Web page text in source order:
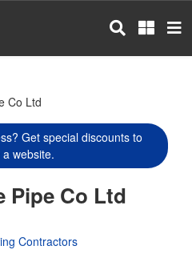
Co Ltd
Get special discounts to
a website.
Pipe Co Ltd
Contractors